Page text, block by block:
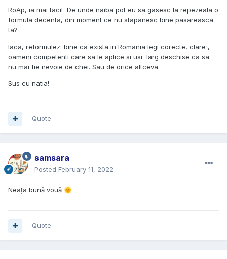
RoAp, ia mai taci! De unde naiba pot eu sa gasesc la repezeala o
formula decenta, din moment ce nu stapanesc bine pasareasca
ta?
Iaca, reformulez: bine ca exista in Romania legi corecte, clare ,
oameni competenti care sa le aplice si usi larg deschise ca sa
nu mai fie nevoie de chei. Sau de orice altceva.
Sus cu natia!
Quote
samsara
Posted February 11, 2022
Neața bună vouă 🌞
Quote